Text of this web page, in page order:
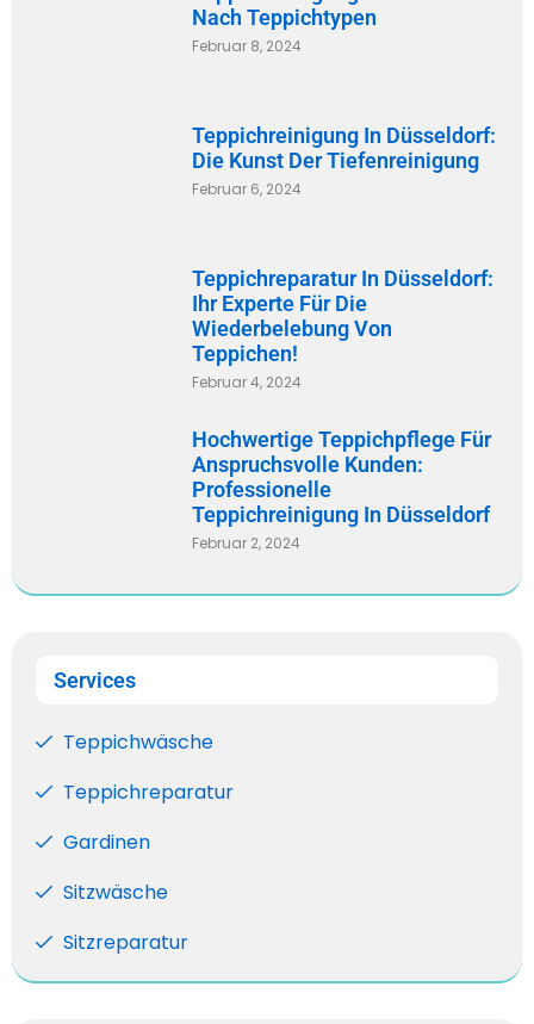
Nach Teppichtypen
Februar 8, 2024
Teppichreinigung In Düsseldorf:
Die Kunst Der Tiefenreinigung
Februar 6, 2024
Teppichreparatur In Düsseldorf:
Ihr Experte Für Die
Wiederbelebung Von
Teppichen!
Februar 4, 2024
Hochwertige Teppichpflege Für
Anspruchsvolle Kunden:
Professionelle
Teppichreinigung In Düsseldorf
Februar 2, 2024
Services
Teppichwäsche
Teppichreparatur
Gardinen
Sitzwäsche
Sitzreparatur